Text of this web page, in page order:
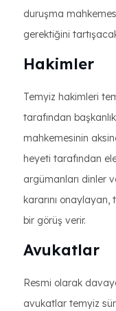
duruşma
gerektiğini
Hakimler
Temyiz hakimleri
tarafından
mahkemesinin
heyeti tarafından
argümanları dinler
kararını
bir görüş verir.
Avukatlar
Resmi olarak
avukatlar temyiz